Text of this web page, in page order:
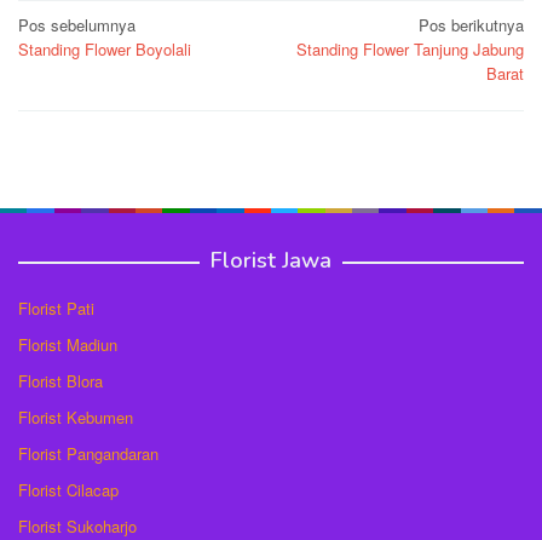
Navigasi
pos
Pos sebelumnya
Standing Flower Boyolali
Pos berikutnya
Standing Flower Tanjung Jabung
Barat
Florist Jawa
Florist Pati
Florist Madiun
Florist Blora
Florist Kebumen
Florist Pangandaran
Florist Cilacap
Florist Sukoharjo